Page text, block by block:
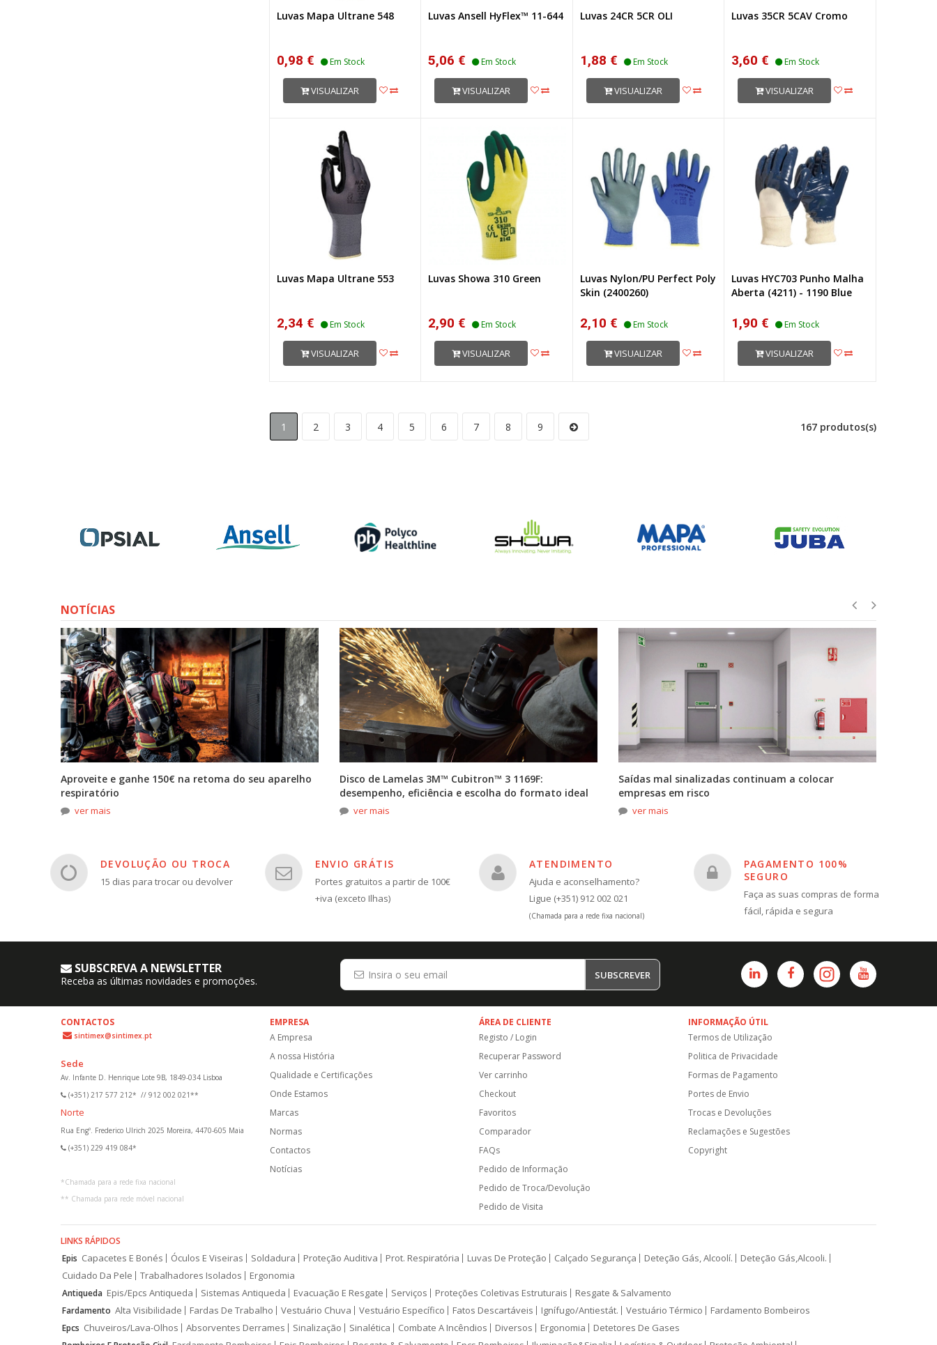
Luvas Mapa Ultrane 548
0,98 € Em Stock
VISUALIZAR
Luvas Ansell HyFlex™ 11-644
5,06 € Em Stock
VISUALIZAR
Luvas 24CR 5CR OLI
1,88 € Em Stock
VISUALIZAR
Luvas 35CR 5CAV Cromo
3,60 € Em Stock
VISUALIZAR
Luvas Mapa Ultrane 553
2,34 € Em Stock
VISUALIZAR
Luvas Showa 310 Green
2,90 € Em Stock
VISUALIZAR
Luvas Nylon/PU Perfect Poly
Skin (2400260)
2,10 € Em Stock
VISUALIZAR
Luvas HYC703 Punho Malha
Aberta (4211) - 1190 Blue
1,90 € Em Stock
VISUALIZAR
1 2 3 4 5 6 7 8 9 167 produtos(s)
NOTÍCIAS
Aproveite e ganhe 150€ na retoma do seu aparelho
respiratório
ver mais
Disco de Lamelas 3M™ Cubitron™ 3 1169F:
desempenho, eficiência e escolha do formato ideal
ver mais
Saídas mal sinalizadas continuam a colocar
empresas em risco
ver mais
DEVOLUÇÃO OU TROCA
15 dias para trocar ou devolver
ENVIO GRÁTIS
Portes gratuitos a partir de 100€
+iva (exceto Ilhas)
ATENDIMENTO
Ajuda e aconselhamento?
Ligue (+351) 912 002 021
(Chamada para a rede fixa nacional)
PAGAMENTO 100%
SEGURO
Faça as suas compras de forma
fácil, rápida e segura
SUBSCREVA A NEWSLETTER
Receba as últimas novidades e promoções. SUBSCREVER
CONTACTOS
sintimex@sintimex.pt
Sede
Av. Infante D. Henrique Lote 9B, 1849-034 Lisboa
(+351) 217 577 212* // 912 002 021**
Norte
Rua Engº. Frederico Ulrich 2025 Moreira, 4470-605 Maia
(+351) 229 419 084*
*Chamada para a rede fixa nacional
** Chamada para rede móvel nacional
EMPRESA
A Empresa
A nossa História
Qualidade e Certificações
Onde Estamos
Marcas
Normas
Contactos
Notícias
ÁREA DE CLIENTE
Registo / Login
Recuperar Password
Ver carrinho
Checkout
Favoritos
Comparador
FAQs
Pedido de Informação
Pedido de Troca/Devolução
Pedido de Visita
INFORMAÇÃO ÚTIL
Termos de Utilização
Politica de Privacidade
Formas de Pagamento
Portes de Envio
Trocas e Devoluções
Reclamações e Sugestões
Copyright
LINKS RÁPIDOS
Epis Capacetes E Bonés Óculos E Viseiras Soldadura Proteção Auditiva Prot. Respiratória Luvas De Proteção Calçado Segurança Deteção Gás, Alcoolí.
Deteção Gás,Alcooli.
Cuidado Da Pele
Trabalhadores Isolados Ergonomia
Antiqueda Epis/Epcs Antiqueda Sistemas Antiqueda Evacuação E Resgate Serviços Proteções Coletivas Estruturais Resgate & Salvamento
Fardamento Alta Visibilidade Fardas De Trabalho Vestuário Chuva Vestuário Específico Fatos Descartáveis Ignífugo/Antiestát. Vestuário Térmico Fardamento Bombeiros
Epcs Chuveiros/Lava-Olhos Absorventes Derrames Sinalização Sinalética Combate A Incêndios Diversos Ergonomia Detetores De Gases